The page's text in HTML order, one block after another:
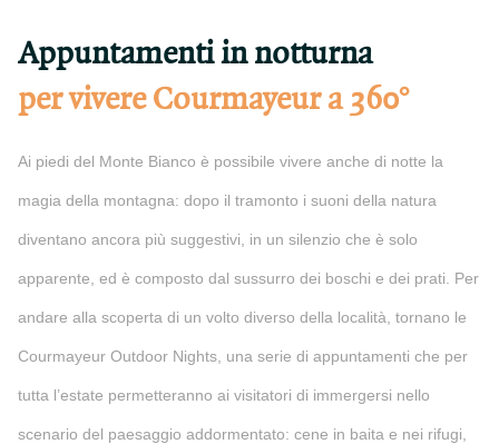
Appuntamenti in notturna
per vivere Courmayeur a 360°
Ai piedi del Monte Bianco è possibile vivere anche di notte la
magia della montagna: dopo il tramonto i suoni della natura
diventano ancora più suggestivi, in un silenzio che è solo
apparente, ed è composto dal sussurro dei boschi e dei prati. Per
andare alla scoperta di un volto diverso della località, tornano le
Courmayeur Outdoor Nights, una serie di appuntamenti che per
tutta l’estate permetteranno ai visitatori di immergersi nello
scenario del paesaggio addormentato: cene in baita e nei rifugi,